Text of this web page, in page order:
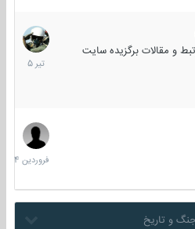
و مقالات برگزیده سایت
16
تیر
1405
29
فروردین
1404